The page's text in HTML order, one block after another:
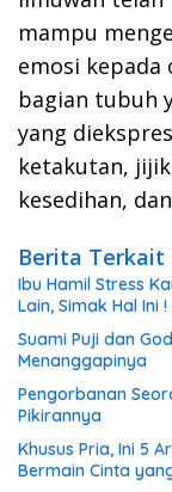
mampu
emosi kepada
bagian tubuh
yang
ketakutan,
kesedihan,
Berita Terkait
Ibu Hamil Stress
Lain, Simak Hal Ini !
Suami Puji dan
Menanggapinya
Pengorbanan
Pikirannya
Khusus Pria, Ini 5
Bermain Cinta